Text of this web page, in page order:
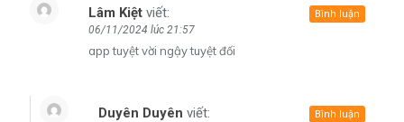
Lâm Kiệt viết:
06/11/2024 lúc 21:57
app tuyệt vời ngậy tuyệt đối
Bình luận
Duyên Duyên viết: Bình luận